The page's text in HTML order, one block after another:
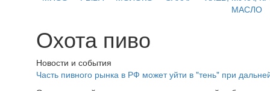
МАСЛО
Охота пиво
Новости и события
Часть пивного рынка в РФ может уйти в "тень" при